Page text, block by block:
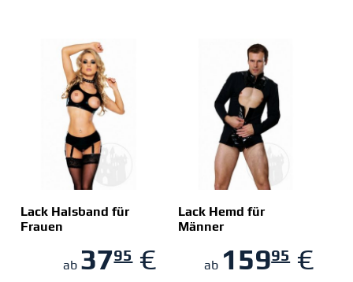
Lack Halsband für
Frauen
ab 3795€
Lack Hemd für
Männer
ab 15995€